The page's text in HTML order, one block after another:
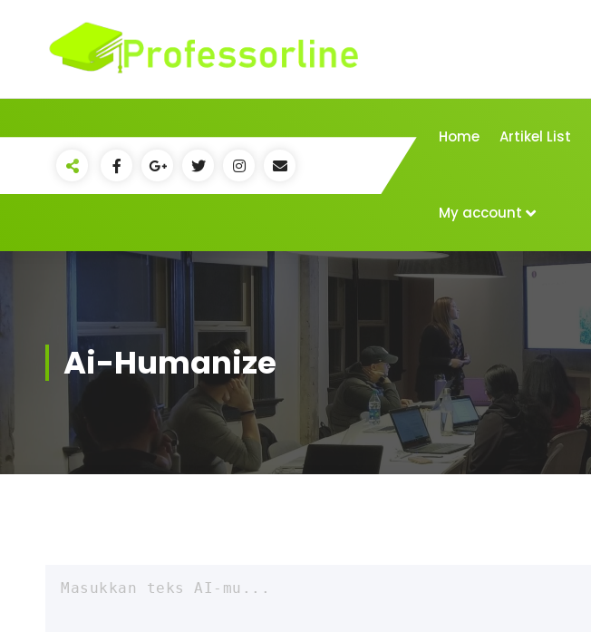
content
Home Artikel List
My account
Ai-Humanize